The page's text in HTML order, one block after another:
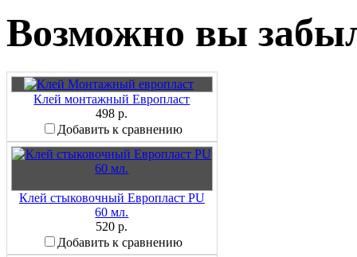
Возможно вы
Клей монтажный Европласт
498 р.
Добавить к сравнению
Клей стыковочный Европласт PU
60 мл.
520 р.
Добавить к сравнению